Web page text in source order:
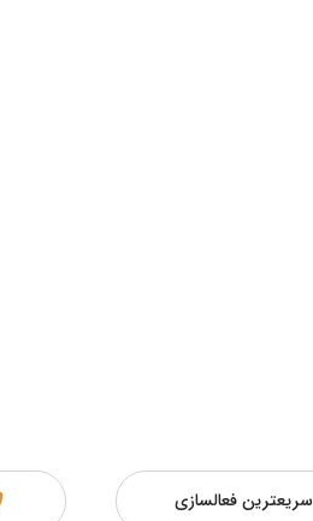
سریعترین فعالسازی